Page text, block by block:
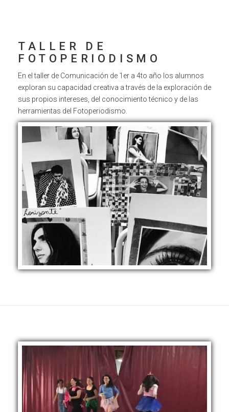
TALLER DE
FOTOPERIODISMO
En el taller de Comunicación de 1er a 4to año los alumnos
exploran su capacidad creativa a través de la exploración de
sus propios intereses, del conocimiento técnico y de las
herramientas del Fotoperiodismo.